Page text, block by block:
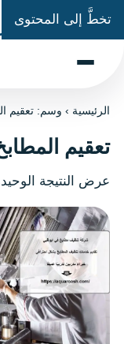
تخطَّ إلى المحتوى
شركة
الرئيسية ›وسم: تعقيم
تعقيم
عرض النتيجة